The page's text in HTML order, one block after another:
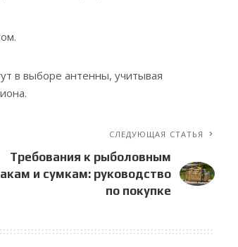
в выборе антенны, учитывая
СЛЕДУЮЩАЯ СТАТЬЯ
Требования к рыболовным
и сумкам: руководство
по покупке